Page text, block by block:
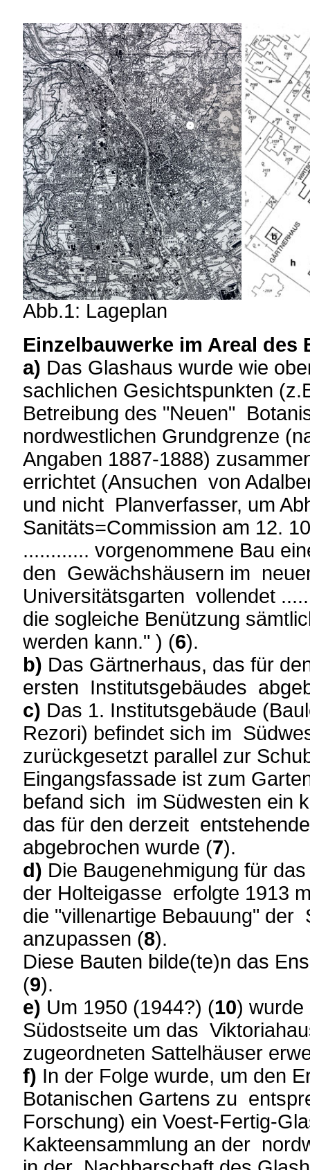
Abb.1: Lageplan
Einzelbauwerke im Areal des
a) Das Glashaus wurde wie
sachlichen Gesichtspunkten
Betreibung des "Neuen"
nordwestlichen Grundgrenze
Angaben 1887-1888)
errichtet (Ansuchen von
und nicht Planverfasser, um
Sanitäts=Commission am 12.
............ vorgenommene Bau
den Gewächshäusern im
Universitätsgarten vollendet
die sogleiche Benützung
werden kann." ) (6).
b) Das Gärtnerhaus, das für
ersten Institutsgebäudes
c) Das 1. Institutsgebäude
Rezori) befindet sich im
zurückgesetzt parallel zur
Eingangsfassade ist zum
befand sich im Südwesten ein
das für den derzeit
abgebrochen wurde (7).
d) Die Baugenehmigung für
der Holteigasse erfolgte 1913
die "villenartige Bebauung" der
anzupassen (8).
Diese Bauten bilde(te)n das
(9).
e) Um 1950 (1944?) (10) wurde
Südostseite um das
zugeordneten Sattelhäuser
f) In der Folge wurde, um den
Botanischen Gartens zu
Forschung) ein Voest-Fertig-
Kakteensammlung an der